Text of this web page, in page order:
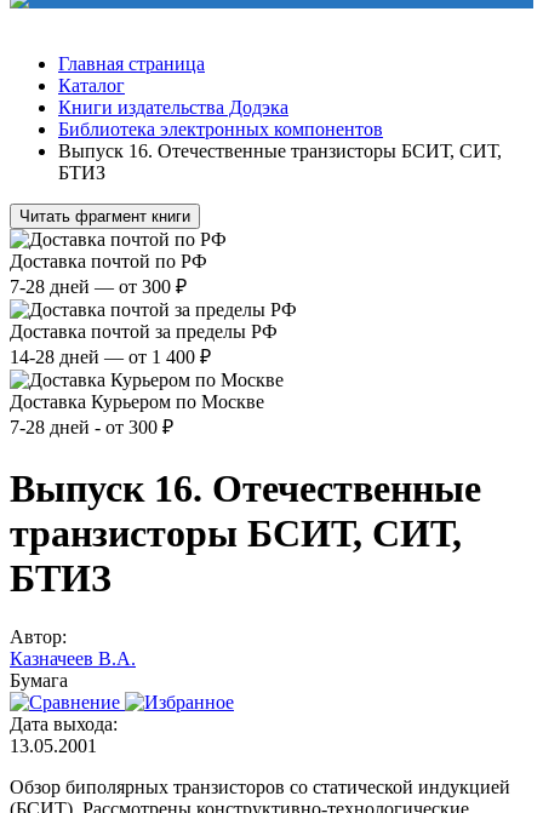
Главная страница
Каталог
Книги издательства Додэка
Библиотека электронных компонентов
Выпуск 16. Отечественные транзисторы БСИТ, СИТ,
БТИЗ
Читать фрагмент книги
Доставка почтой по РФ
7-28 дней — от 300 ₽
Доставка почтой за пределы РФ
14-28 дней — от 1 400 ₽
Доставка Курьером по Москве
7-28 дней - от 300 ₽
Выпуск 16. Отечественные
транзисторы БСИТ, СИТ,
БТИЗ
Автор:
Казначеев В.А.
Бумага
Дата выхода:
13.05.2001
Обзор биполярных транзисторов со статической индукцией